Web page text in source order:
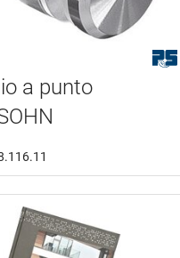
a punto